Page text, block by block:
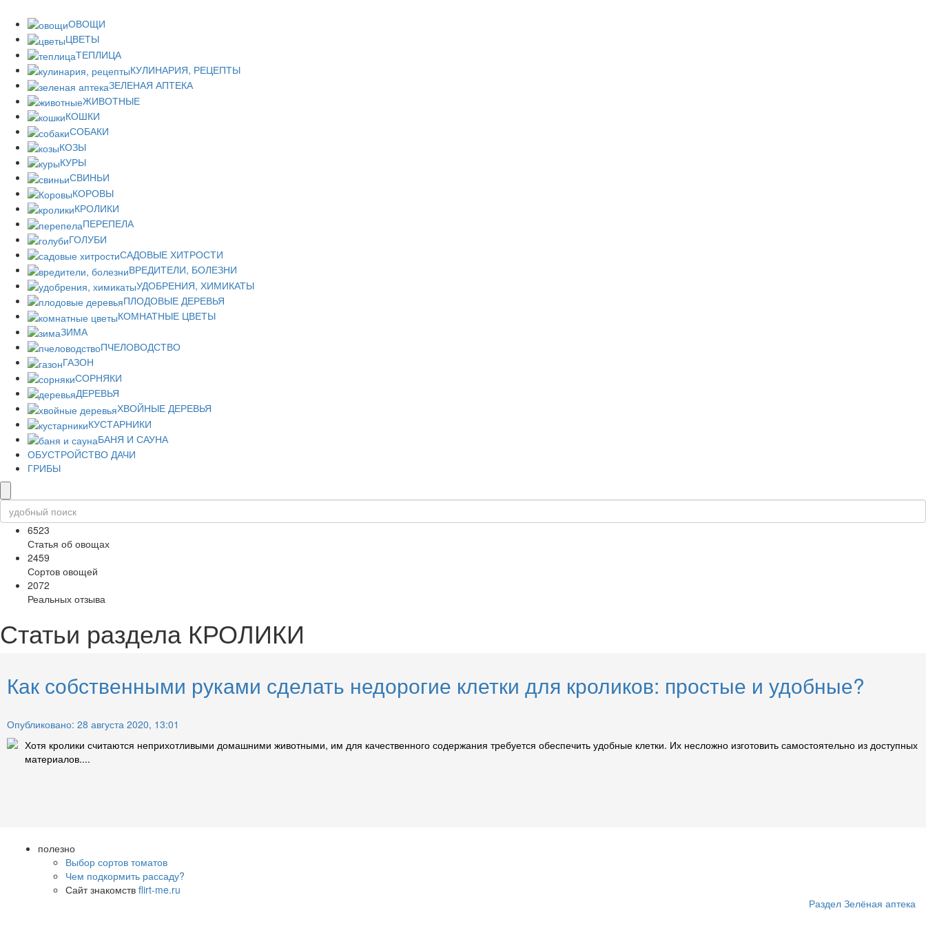
ОВОЩИ
ЦВЕТЫ
ТЕПЛИЦА
КУЛИНАРИЯ, РЕЦЕПТЫ
ЗЕЛЕНАЯ АПТЕКА
ЖИВОТНЫЕ
КОШКИ
СОБАКИ
КОЗЫ
КУРЫ
СВИНЬИ
КОРОВЫ
КРОЛИКИ
ПЕРЕПЕЛА
ГОЛУБИ
САДОВЫЕ ХИТРОСТИ
ВРЕДИТЕЛИ, БОЛЕЗНИ
УДОБРЕНИЯ, ХИМИКАТЫ
ПЛОДОВЫЕ ДЕРЕВЬЯ
КОМНАТНЫЕ ЦВЕТЫ
ЗИМА
ПЧЕЛОВОДСТВО
ГАЗОН
СОРНЯКИ
ДЕРЕВЬЯ
ХВОЙНЫЕ ДЕРЕВЬЯ
КУСТАРНИКИ
БАНЯ И САУНА
ОБУСТРОЙСТВО ДАЧИ
ГРИБЫ
6523
Статья об овощах
2459
Сортов овощей
2072
Реальных отзыва
Статьи раздела КРОЛИКИ
Как собственными руками сделать недорогие клетки для кроликов: простые и удобные?
Опубликовано: 28 августа 2020, 13:01
Хотя кролики считаются неприхотливыми домашними животными, им для качественного содержания требуется обеспечить удобные клетки. Их несложно изготовить самостоятельно из доступных
материалов....
полезно
Выбор сортов томатов
Чем подкормить рассаду?
Сайт знакомств flirt-me.ru
Раздел Зелёная аптека